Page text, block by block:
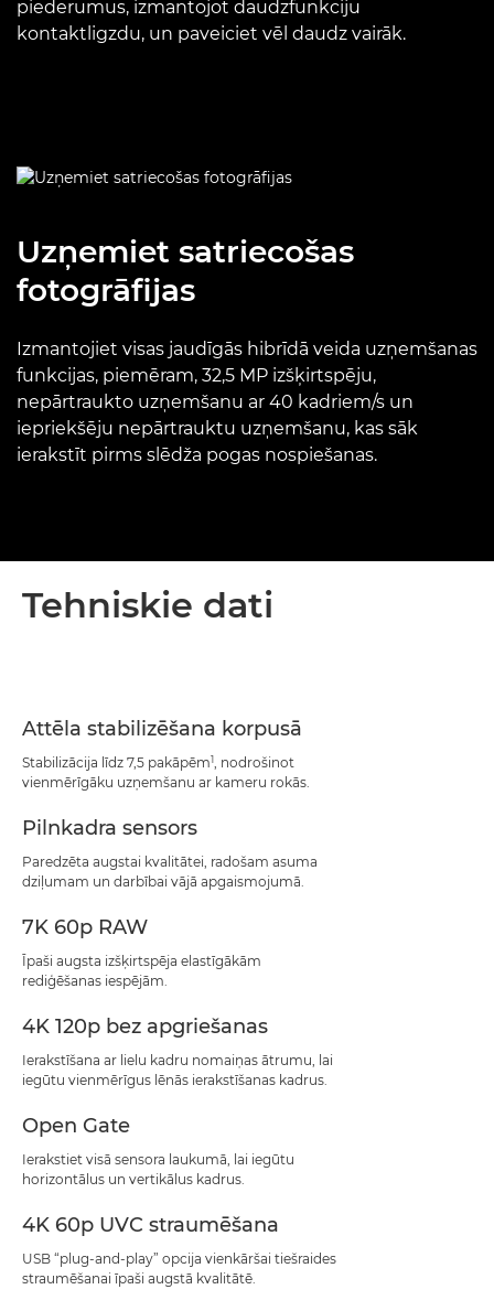
piederumus, izmantojot daudzfunkciju
kontaktligzdu, un paveiciet vēl daudz vairāk.
Uzņemiet satriecošas
fotogrāfijas
Izmantojiet visas jaudīgās hibrīdā veida uzņemšanas
funkcijas, piemēram, 32,5 MP izšķirtspēju,
nepārtraukto uzņemšanu ar 40 kadriem/s un
iepriekšēju nepārtrauktu uzņemšanu, kas sāk
ierakstīt pirms slēdža pogas nospiešanas.
Tehniskie dati
Attēla stabilizēšana korpusā
Stabilizācija līdz 7,5 pakāpēm1, nodrošinot
vienmērīgāku uzņemšanu ar kameru rokās.
Pilnkadra sensors
Paredzēta augstai kvalitātei, radošam asuma
dziļumam un darbībai vājā apgaismojumā.
7K 60p RAW
Īpaši augsta izšķirtspēja elastīgākām
rediģēšanas iespējām.
4K 120p bez apgriešanas
Ierakstīšana ar lielu kadru nomaiņas ātrumu, lai
iegūtu vienmērīgus lēnās ierakstīšanas kadrus.
Open Gate
Ierakstiet visā sensora laukumā, lai iegūtu
horizontālus un vertikālus kadrus.
4K 60p UVC straumēšana
USB “plug-and-play” opcija vienkāršai tiešraides
straumēšanai īpaši augstā kvalitātē.